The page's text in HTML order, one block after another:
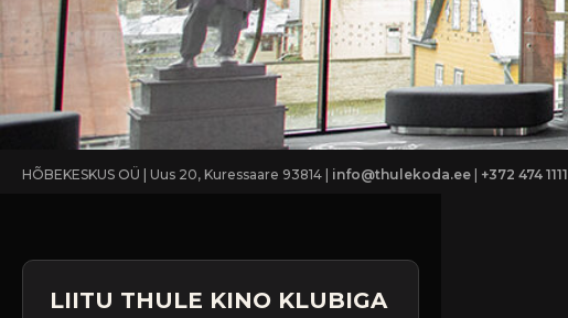
HÕBEKESKUS OÜ | Uus 20, Kuressaare 93814 | info@thulekoda.ee | +372 474 1111
LIITU THULE KINO KLUBIGA